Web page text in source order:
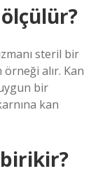
steril bir
alır. Kan
bir
kan